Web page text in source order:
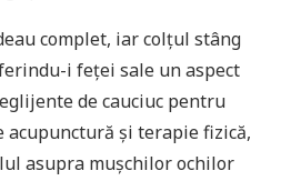
complet, iar colțul stâng
i feței sale un aspect
de cauciuc pentru
acupunctură și terapie fizică,
asupra mușchilor ochilor